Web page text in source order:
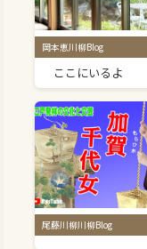
岡本恵川柳Blog
ここにいるよ
尾藤川柳川柳Blog